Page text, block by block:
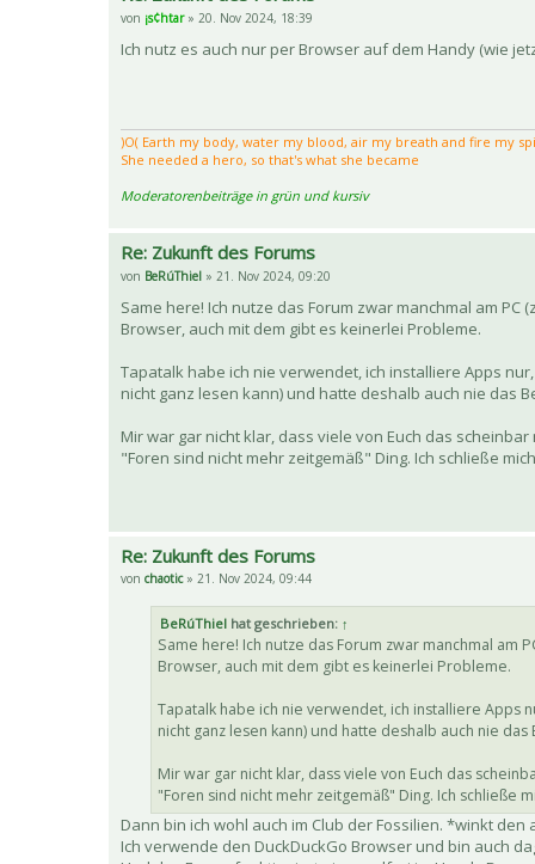
von ¡s¢htar» 20. Nov 2024, 18:39
Ich nutz es auch nur per Browser auf dem Handy (wie
)Ο( Earth my body, water my blood, air my breath and fire my
She needed a hero, so that's what she became
Moderatorenbeiträge in grün und kursiv
Re: Zukunft des Forums
von BeRúThiel » 21. Nov 2024, 09:20
Same here! Ich nutze das Forum zwar manchmal am
Browser, auch mit dem gibt es keinerlei Probleme.
Tapatalk habe ich nie verwendet, ich installiere Apps
nicht ganz lesen kann) und hatte deshalb auch nie das
Mir war gar nicht klar, dass viele von Euch das
"Foren sind nicht mehr zeitgemäß" Ding. Ich schließe
Re: Zukunft des Forums
von chaotic» 21. Nov 2024, 09:44
BeRúThiel hat geschrieben: ↑
Same here! Ich nutze das Forum zwar manchmal am
Browser, auch mit dem gibt es keinerlei Probleme.
Tapatalk habe ich nie verwendet, ich installiere Apps
nicht ganz lesen kann) und hatte deshalb auch nie
Mir war gar nicht klar, dass viele von Euch das
"Foren sind nicht mehr zeitgemäß" Ding. Ich schließe
Dann bin ich wohl auch im Club der Fossilien. *winkt
Ich verwende den DuckDuckGo Browser und bin auch